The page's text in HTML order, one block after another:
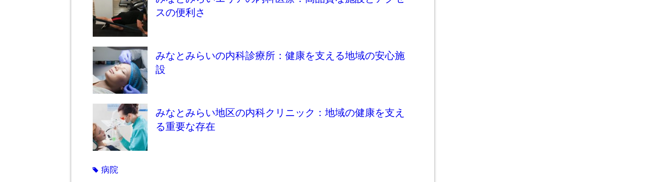
スの便利さ
みなとみらいの内科診療所：健康を支える地域の安心施
設
みなとみらい地区の内科クリニック：地域の健康を支え
る重要な存在
tag 病院